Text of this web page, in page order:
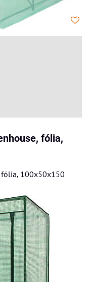
fólia,
fólia, 100x50x150